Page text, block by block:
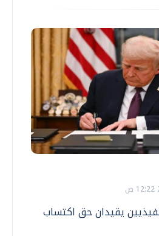
يقيدان حق اكتساب